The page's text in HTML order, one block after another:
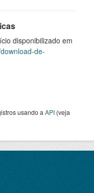
disponibilizado em
de-
usando a API (veja